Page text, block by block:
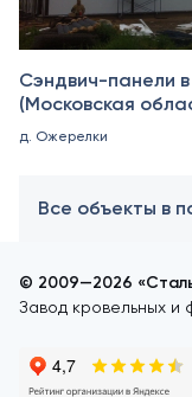
Сэндвич-панели
(Московская
д. Ожерелки
Все объекты в
© 2009—2026
Завод кровельных и